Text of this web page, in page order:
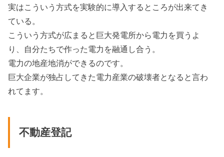
実はこういう方式を実験的に導入するところが出来てき
ている。
こういう方式が広まると巨大発電所から電力を買うよ
り、自分たちで作った電力を融通し合う。
電力の地産地消ができるのです。
巨大企業が独占してきた電力産業の破壊者となると言わ
れてます。
不動産登記